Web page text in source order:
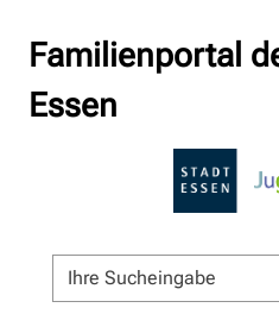
Familienportal
Essen